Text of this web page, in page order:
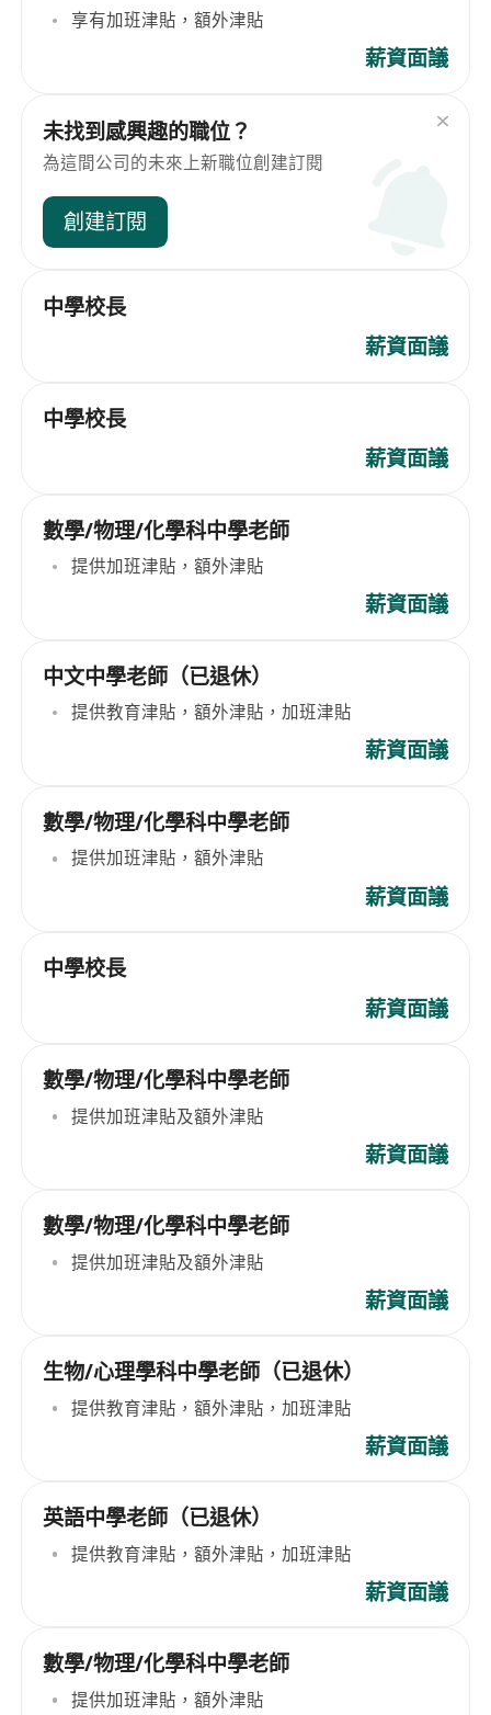
享有加班津貼，額外津貼
薪資面議
未找到感興趣的職位？
為這間公司的未來上新職位創建訂閱
創建訂閱
中學校長
薪資面議
中學校長
薪資面議
數學/物理/化學科中學老師
提供加班津貼，額外津貼
薪資面議
中文中學老師（已退休）
提供教育津貼，額外津貼，加班津貼
薪資面議
數學/物理/化學科中學老師
提供加班津貼，額外津貼
薪資面議
中學校長
薪資面議
數學/物理/化學科中學老師
提供加班津貼及額外津貼
薪資面議
數學/物理/化學科中學老師
提供加班津貼及額外津貼
薪資面議
生物/心理學科中學老師（已退休）
提供教育津貼，額外津貼，加班津貼
薪資面議
英語中學老師（已退休）
提供教育津貼，額外津貼，加班津貼
薪資面議
數學/物理/化學科中學老師
提供加班津貼，額外津貼